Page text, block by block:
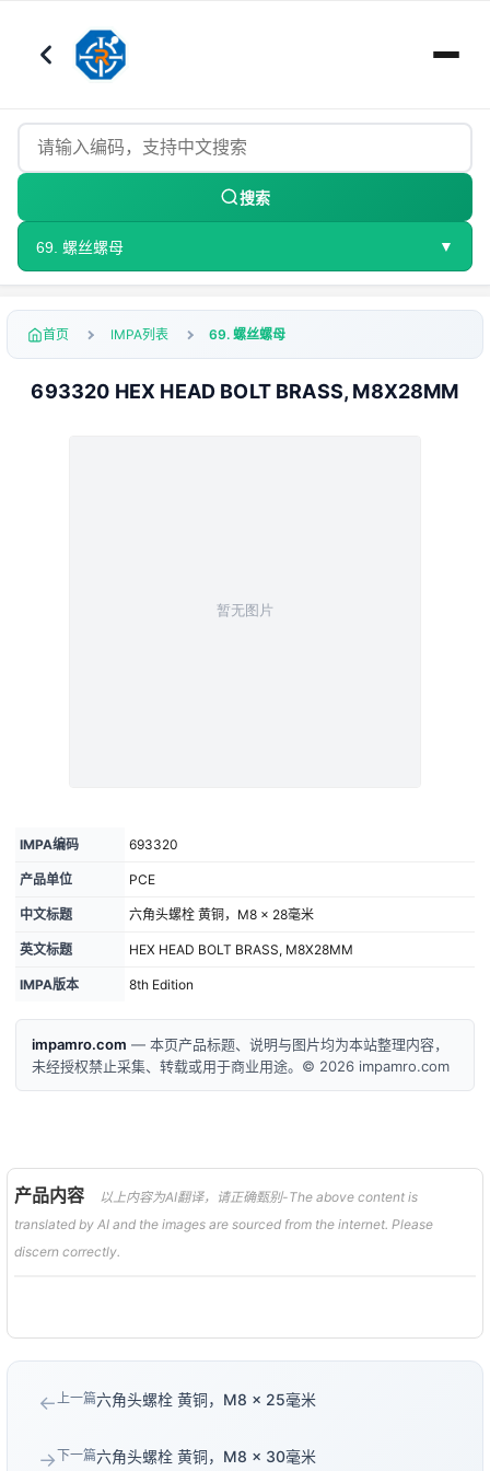
搜索
69. 螺丝螺母 ▼
首页 IMPA列表 69. 螺丝螺母
693320 HEX HEAD BOLT BRASS, M8X28MM
IMPA编码 693320
产品单位 PCE
中文标题 六角头螺栓 黄铜，M8 × 28毫米
英文标题 HEX HEAD BOLT BRASS, M8X28MM
IMPA版本 8th Edition
impamro.com — 本页产品标题、说明与图片均为本站整理内容，
未经授权禁止采集、转载或用于商业用途。© 2026 impamro.com
产品内容
以上内容为AI翻译，请正确甄别-The above content is
translated by AI and the images are sourced from the internet. Please
discern correctly.
←上一篇六角头螺栓 黄铜，M8 × 25毫米
→下一篇六角头螺栓 黄铜，M8 × 30毫米